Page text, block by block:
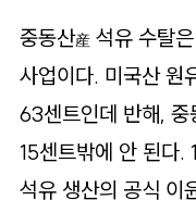
중동산産석유 수탈
사업이다. 미국산 원
63센트인데 반해, 중
15센트밖에 안 된다
석유 생산의 공식 이